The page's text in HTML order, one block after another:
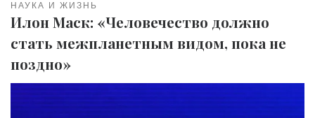
НАУКА И ЖИЗНЬ
Илон Маск: «Человечество должно
стать межпланетным видом, пока не
поздно»